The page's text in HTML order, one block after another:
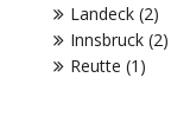
Landeck (2)
Innsbruck (2)
Reutte (1)